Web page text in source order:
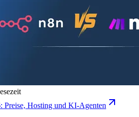
Preise, Hosting und KI-Agenten